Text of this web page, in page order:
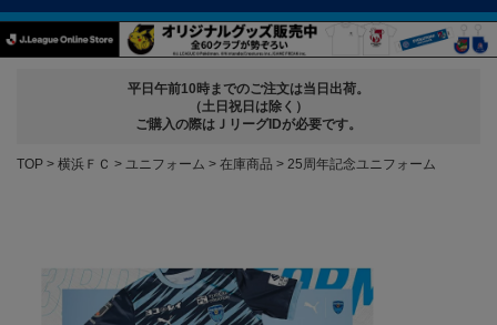
平日午前10時までのご注文は当日出荷。
（土日祝日は除く）
ご購入の際はＪリーグIDが必要です。
TOP 横浜ＦＣ ユニフォーム 在庫商品 25周年記念ユニフォーム